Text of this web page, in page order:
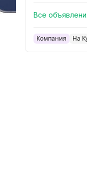
Все
Компания На